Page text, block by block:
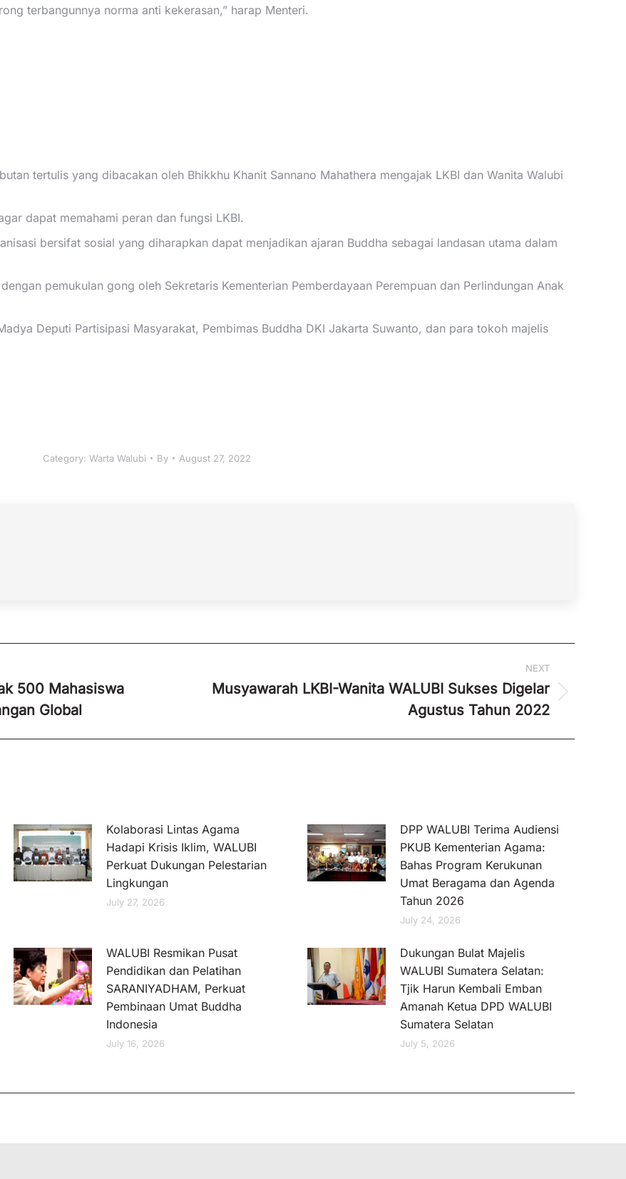
terbangunnya norma anti kekerasan,” harap Menteri.
tertulis yang dibacakan oleh Bhikkhu Khanit Sannano Mahathera mengajak LKBI dan Wanita Walubi
dapat memahami peran dan fungsi LKBI.
bersifat sosial yang diharapkan dapat menjadikan ajaran Buddha sebagai landasan utama dalam
pemukulan gong oleh Sekretaris Kementerian Pemberdayaan Perempuan dan Perlindungan Anak
Deputi Partisipasi Masyarakat, Pembimas Buddha DKI Jakarta Suwanto, dan para tokoh majelis
Category: Warta Walubi By August 27, 2022
500 Mahasiswa
Global
NEXT
Musyawarah LKBI-Wanita WALUBI Sukses Digelar
Agustus Tahun 2022
Kolaborasi Lintas Agama
Hadapi Krisis Iklim, WALUBI
Perkuat Dukungan Pelestarian
Lingkungan
July 27, 2026
DPP WALUBI Terima Audiensi
PKUB Kementerian Agama:
Bahas Program Kerukunan
Umat Beragama dan Agenda
Tahun 2026
July 24, 2026
WALUBI Resmikan Pusat
Pendidikan dan Pelatihan
SARANIYADHAM, Perkuat
Pembinaan Umat Buddha
Indonesia
July 16, 2026
Dukungan Bulat Majelis
WALUBI Sumatera Selatan:
Tjik Harun Kembali Emban
Amanah Ketua DPD WALUBI
Sumatera Selatan
July 5, 2026